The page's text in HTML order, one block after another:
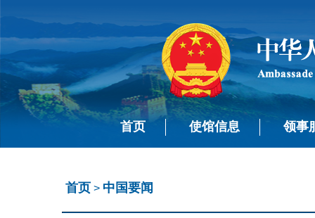
首页 使馆信息 领事
首页 > 中国要闻